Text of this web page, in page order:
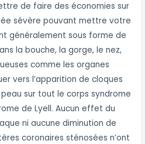
de faire des économies sur
sévère pouvant mettre votre
généralement sous forme de
la bouche, la gorge, le nez,
comme les organes
vers l’apparition de cloques
sur tout le corps syndrome
de Lyell. Aucun effet du
ni aucune diminution de
coronaires sténosées n’ont